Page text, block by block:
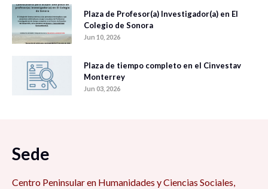
Plaza de Profesor(a) Investigador(a) en El
Colegio de Sonora
Jun 10, 2026
Plaza de tiempo completo en el Cinvestav
Monterrey
Jun 03, 2026
Sede
Centro Peninsular en Humanidades y Ciencias Sociales,